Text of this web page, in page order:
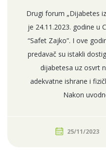
Drugi forum „Dijabetes
je 24.11.2023. godine u
“Safet Zajko”. I ove
predavač su istakli
dijabetesa uz osvrt
adekvatne ishrane i
Nakon
25/11/2023